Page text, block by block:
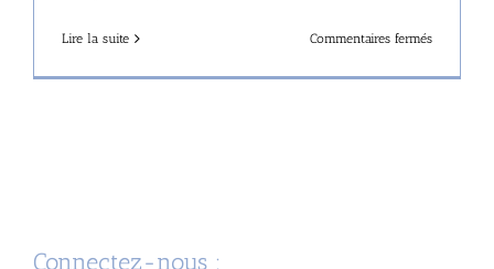
Lire la suite Commentaires ferméssur
Blog
Connectez-nous :